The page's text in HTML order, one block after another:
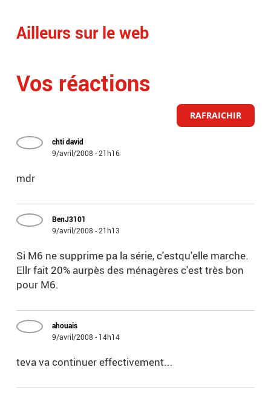
Ailleurs sur le web
Vos réactions
RAFRAICHIR
chti david
9/avril/2008 - 21h16
mdr
BenJ3101
9/avril/2008 - 21h13
Si M6 ne supprime pa la série, c'estqu'elle marche.
Ellr fait 20% aurpès des ménagères c'est très bon
pour M6.
ahouais
9/avril/2008 - 14h14
teva va continuer effectivement...